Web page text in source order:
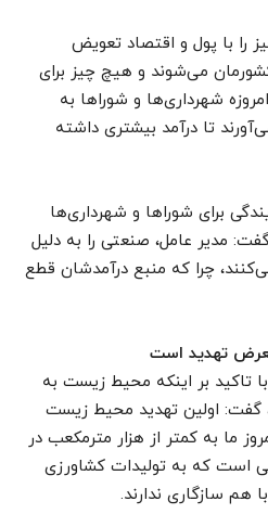
با پول و اقتصاد تعویض
می‌شوند و هیچ چیز برای
شهرداری‌ها و شوراها به
تا درآمد بیشتری داشته
برای شوراها و شهرداری‌ها
مدیر عامل، صنعتی را به دلیل
چرا که منبع درآمدشان قطع
تهدید است
بر اینکه محیط زیست به
اولین تهدید محیط زیست
ما به کمتر از هزار مترمکعب در
است که به تولیدات کشاورزی‌
هم سازگاری ندارند.